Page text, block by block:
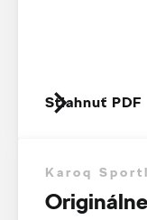
Stiahnuť PDF
Karoq